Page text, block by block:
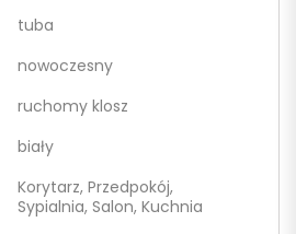
tuba
nowoczesny
ruchomy klosz
biały
Korytarz, Przedpokój,
Sypialnia, Salon, Kuchnia